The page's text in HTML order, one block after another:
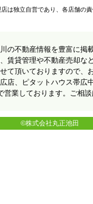
は独立自営であり、各店舗の
の不動産情報を豊富に掲
賃貸管理や不動産売却な
て頂いておりますので、
店、ピタットハウス帯広
営業しております。ご相談
©株式会社丸正池田